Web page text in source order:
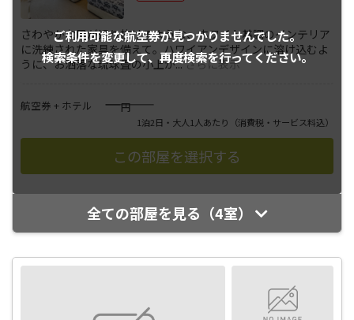
ご利用可能な航空券が見つかりませんでした。
検索条件を変更して、再度検索を行ってください。
さわやかな風が通り抜けるような、ホワイト基調のインテリア
に洗練された家具を備えて。ハワイアンデザインに溶け込むよ
うに、お洒落な琉球畳の小上が...さらに表示
航空券 + ホテル ――――円
1泊2日・大人1人あたり （消費税・サービス料込）
全ての部屋を見る（4室）